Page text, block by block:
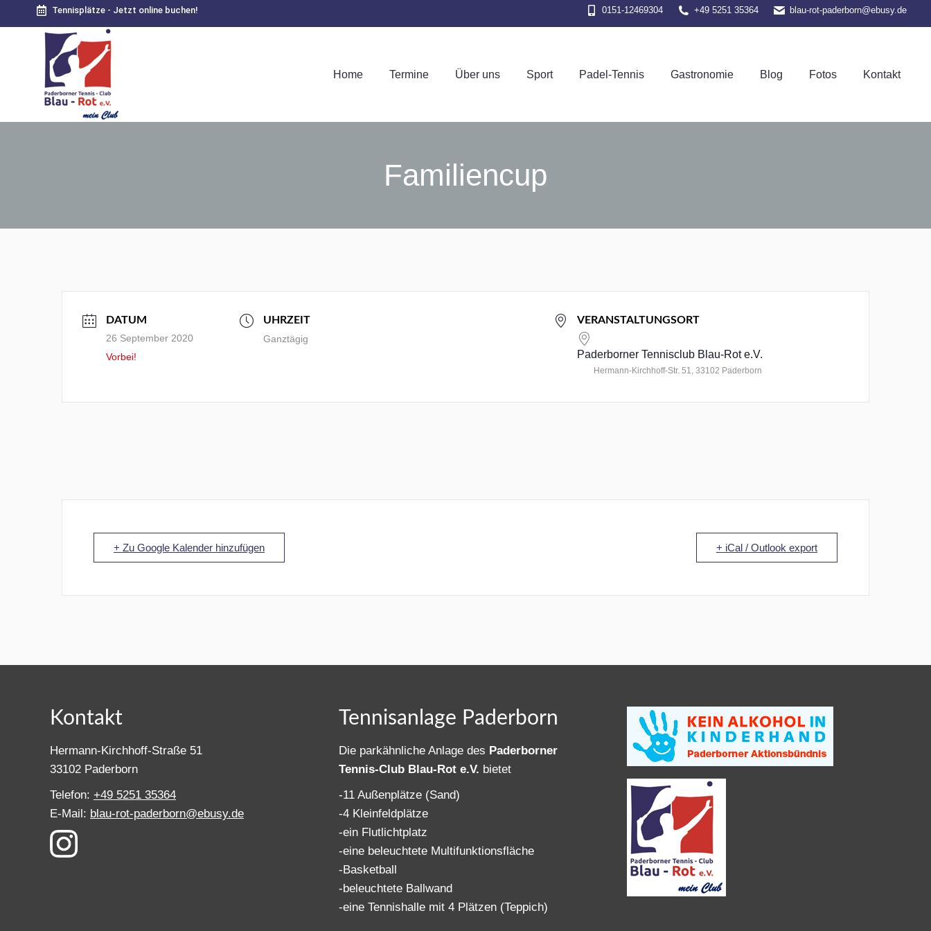
Tennisplätze - Jetzt online buchen! 0151-12469304 +49 5251 35364 blau-rot-paderborn@ebusy.de
Home Termine Über uns Sport Padel-Tennis Gastronomie Blog Fotos Kontakt
Familiencup
DATUM
26 September 2020
Vorbei!
UHRZEIT
Ganztägig
VERANSTALTUNGSORT
Paderborner Tennisclub Blau-Rot e.V.
Hermann-Kirchhoff-Str. 51, 33102 Paderborn
+ Zu Google Kalender hinzufügen + iCal / Outlook export
Kontakt
Hermann-Kirchhoff-Straße 51
33102 Paderborn
Telefon: +49 5251 35364
E-Mail: blau-rot-paderborn@ebusy.de
Tennisanlage Paderborn
Die parkähnliche Anlage des Paderborner
Tennis-Club Blau-Rot e.V. bietet
-11 Außenplätze (Sand)
-4 Kleinfeldplätze
-ein Flutlichtplatz
-eine beleuchtete Multifunktionsfläche
-Basketball
-beleuchtete Ballwand
-eine Tennishalle mit 4 Plätzen (Teppich)